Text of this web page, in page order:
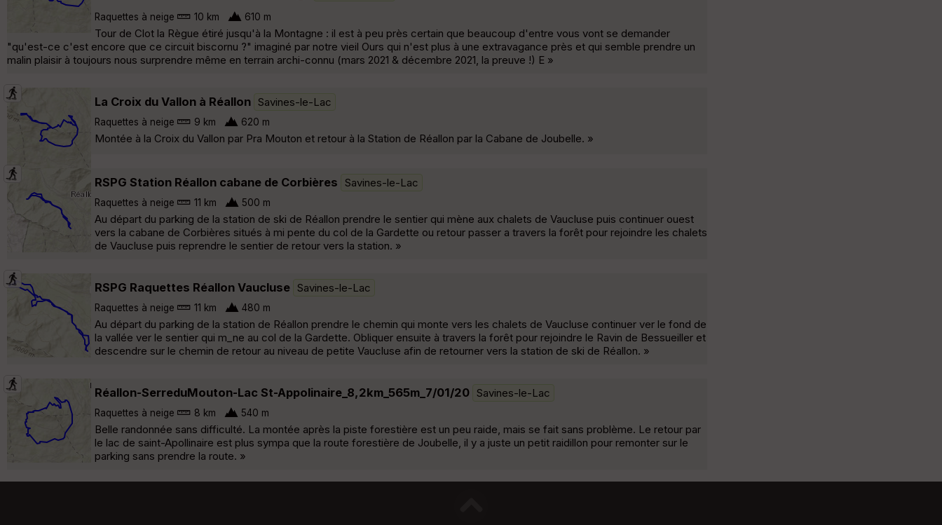
Raquettes à neige 10 km 610 m
Tour de Clot la Règue étiré jusqu'à la Montagne : il est à peu près certain que beaucoup d'entre vous vont se demander
"qu'est-ce c'est encore que ce circuit biscornu ?" imaginé par notre vieil Ours qui n'est plus à une extravagance près et qui semble prendre un
malin plaisir à toujours nous surprendre même en terrain archi-connu (mars 2021 & décembre 2021, la preuve !) E »
La Croix du Vallon à Réallon Savines-le-Lac
Raquettes à neige 9 km 620 m
Montée à la Croix du Vallon par Pra Mouton et retour à la Station de Réallon par la Cabane de Joubelle. »
RSPG Station Réallon cabane de Corbières Savines-le-Lac
Raquettes à neige 11 km 500 m
Au départ du parking de la station de ski de Réallon prendre le sentier qui mène aux chalets de Vaucluse puis continuer ouest
vers la cabane de Corbières situés à mi pente du col de la Gardette ou retour passer a travers la forêt pour rejoindre les chalets
de Vaucluse puis reprendre le sentier de retour vers la station. »
RSPG Raquettes Réallon Vaucluse Savines-le-Lac
Raquettes à neige 11 km 480 m
Au départ du parking de la station de Réallon prendre le chemin qui monte vers les chalets de Vaucluse continuer ver le fond de
la vallée ver le sentier qui m_ne au col de la Gardette. Obliquer ensuite à travers la forêt pour rejoindre le Ravin de Bessueiller et
descendre sur le chemin de retour au niveau de petite Vaucluse afin de retourner vers la station de ski de Réallon. »
Réallon-SerreduMouton-Lac St-Appolinaire_8,2km_565m_7/01/20 Savines-le-Lac
Raquettes à neige 8 km 540 m
Belle randonnée sans difficulté. La montée après la piste forestière est un peu raide, mais se fait sans problème. Le retour par
le lac de saint-Apollinaire est plus sympa que la route forestière de Joubelle, il y a juste un petit raidillon pour remonter sur le
parking sans prendre la route. »